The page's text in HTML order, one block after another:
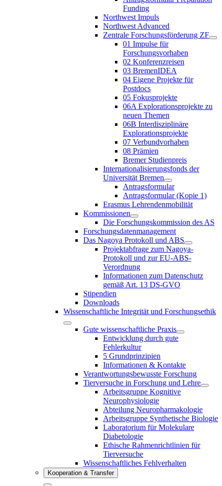
Funding
Northwest Impuls
Northwest Advanced
Zentrale Forschungsförderung ZF
01 Impulse für
Forschungsvorhaben
02 Konferenzreisen
03 BremenIDEA
04 Eigene Projekte für
Postdocs
05 Fokusprojekte
06A Explorationsprojekte zu
neuen Themen
06B Interdisziplinäre
Explorationsprojekte
07 Verbundvorhaben
08 Prämien
Bremer Studienpreis
Internationalisierungsfonds der
Universität Bremen
Antragsformular
Antragsformular (Kopie 1)
Erasmus Lehrendenmobilität
Kommissionen
Die Forschungskommission des AS
Forschungsdatenmanagement
Das Nagoya Protokoll und ABS
Projektabfrage zum Nagoya-
Protokoll und zur EU-ABS-
Verordnung
Informationen zum Datenschutz
gemäß Art. 13 DS-GVO
Stipendien
Downloads
Wissenschaftliche Integrität und Forschungsethik
Gute wissenschaftliche Praxis
Entwicklung durch gute
Fehlerkultur
5 Grundprinzipien
Informationen & Kontakte
Verantwortungsbewusste Forschung
Tierversuche in Forschung und Lehre
Arbeitsgruppe Kognitive
Neurophysiologie
Abteilung Neuropharmakologie
Arbeitsgruppe Synthetische Biologie
Laboratorium für Molekulare
Diabetologie
Ethische Rahmenrichtlinien für
Tierversuche
Wissenschaftliches Fehlverhalten
Kooperation & Transfer